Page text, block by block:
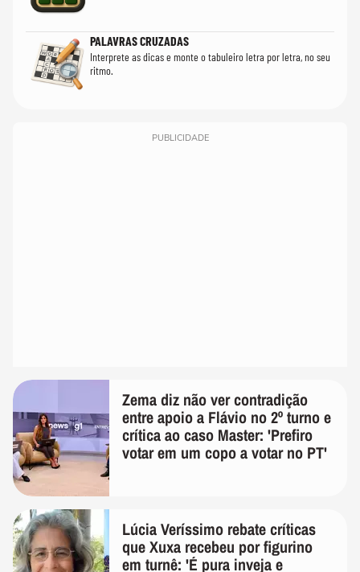
PALAVRAS CRUZADAS
Interprete as dicas e monte o tabuleiro letra por letra, no seu
ritmo.
PUBLICIDADE
Zema diz não ver contradição
entre apoio a Flávio no 2º turno e
crítica ao caso Master: 'Prefiro
votar em um copo a votar no PT'
Lúcia Veríssimo rebate críticas
que Xuxa recebeu por figurino
em turnê: 'É pura inveja e